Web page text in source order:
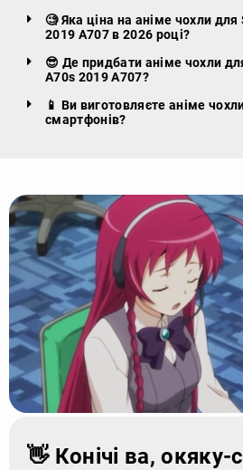
🧐 Яка ціна на аніме чохли
2019 A707 в 2026 році?
😎 Де придбати аніме чохли
A70s 2019 A707?
📱 Ви виготовляєте аніме
смартфонів?
👋 Конічі ва, окяку-